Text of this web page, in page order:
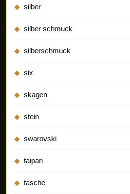
silber
silber schmuck
silberschmuck
six
skagen
stein
swarovski
taipan
tasche